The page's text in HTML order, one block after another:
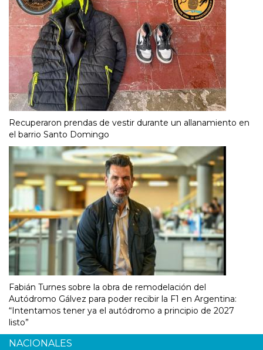
Recuperaron prendas de vestir durante un allanamiento en
el barrio Santo Domingo
Fabián Turnes sobre la obra de remodelación del
Autódromo Gálvez para poder recibir la F1 en Argentina:
“Intentamos tener ya el autódromo a principio de 2027
listo”
NACIONALES